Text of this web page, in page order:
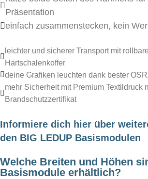
Präsentation
einfach zusammenstecken, kein
leichter und sicherer Transport mit
Hartschalenkoffer
deine Grafiken leuchten dank bester
mehr Sicherheit mit Premium Textildruck
Brandschutzzertifikat
Informiere dich hier über
den BIG LEDUP Basismodulen
Welche Breiten und Höhen
Basismodule erhältlich?